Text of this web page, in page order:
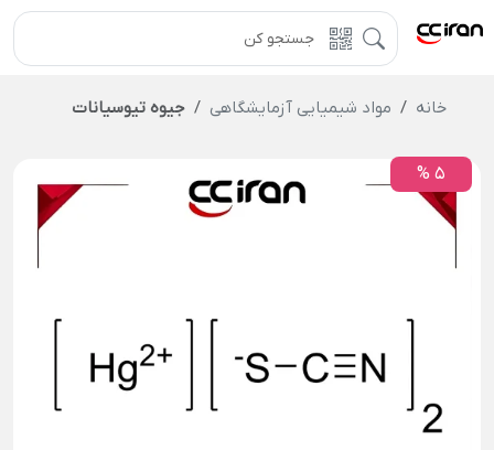
خانه مواد شیمیایی آزمایشگاهی جیوه تیوسیانات
5 %